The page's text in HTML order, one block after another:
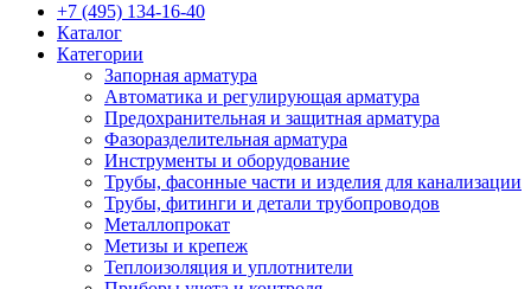
+7 (495) 134-16-40
Каталог
Категории
Запорная арматура
Автоматика и регулирующая арматура
Предохранительная и защитная арматура
Фазоразделительная арматура
Инструменты и оборудование
Трубы, фасонные части и изделия для канализации
Трубы, фитинги и детали трубопроводов
Металлопрокат
Метизы и крепеж
Теплоизоляция и уплотнители